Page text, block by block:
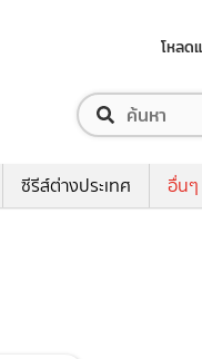
โหลด
ซีรีส์ต่างประเทศ อื่นๆ